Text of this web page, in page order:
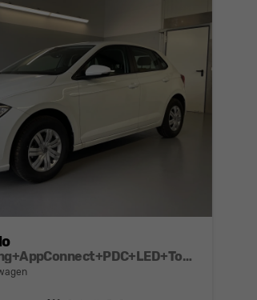
1.0 MPI Sitzheizung+AppConnect+PDC+LED+Touch+Lichtsensor+MultiLenkrad